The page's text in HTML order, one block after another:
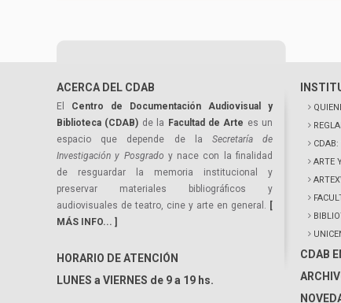
ACERCA DEL CDAB
El Centro de Documentación Audiovisual y
Biblioteca (CDAB) de la Facultad de Arte es un
espacio que depende de la Secretaría de
Investigación y Posgrado y nace con la finalidad
de resguardar la memoria institucional y
preservar materiales bibliográficos y
audiovisuales de teatro, cine y arte en general. [
MÁS INFO... ]
HORARIO DE ATENCIÓN
LUNES a VIERNES de 9 a 19 hs.
CDAB:
ARTE
CDAB